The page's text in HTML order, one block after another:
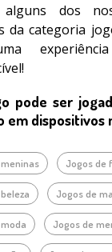
alguns dos
da categoria
pode ser
em dispositivos
Jogos de
Jogos de
Jogos de